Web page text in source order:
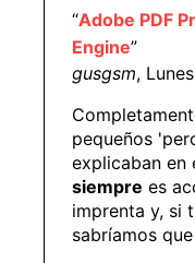
“Adobe PDF
Engine”
gusgsm,
pequeños
explicaban en
siempre es
imprenta y, si
sabríamos